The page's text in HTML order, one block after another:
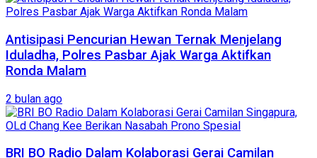
Antisipasi Pencurian Hewan Ternak Menjelang
Iduladha, Polres Pasbar Ajak Warga Aktifkan
Ronda Malam
2 bulan ago
BRI BO Radio Dalam Kolaborasi Gerai Camilan